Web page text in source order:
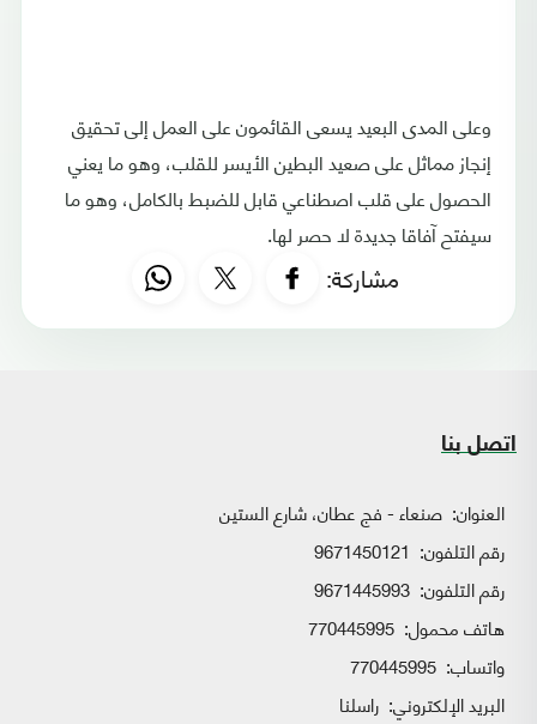
وعلى المدى البعيد يسعى القائمون على العمل إلى تحقيق
إنجاز مماثل على صعيد البطين الأيسر للقلب، وهو ما يعني
الحصول على قلب اصطناعي قابل للضبط بالكامل، وهو ما
سيفتح آفاقا جديدة لا حصر لها.
مشاركة:
اتصل بنا
العنوان: صنعاء - فج عطان، شارع الستين
رقم التلفون: 9671450121
رقم التلفون: 9671445993
هاتف محمول: 770445995
واتساب:
البريد الإلكتروني: راسلنا